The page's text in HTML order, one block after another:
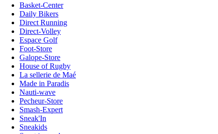
Basket-Center
Daily Bikers
Direct Running
Direct-Volley
Espace Golf
Foot-Store
Galope-Store
House of Rugby
La sellerie de Maé
Made in Paradis
Nauti-wave
Pecheur-Store
Smash-Expert
Sneak'In
Sneakids